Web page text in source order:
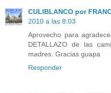
CULIBLANCO por
2010 a las 8:03
Aprovecho para
DETALLAZO de las
madres. Gracias guapa
Responder